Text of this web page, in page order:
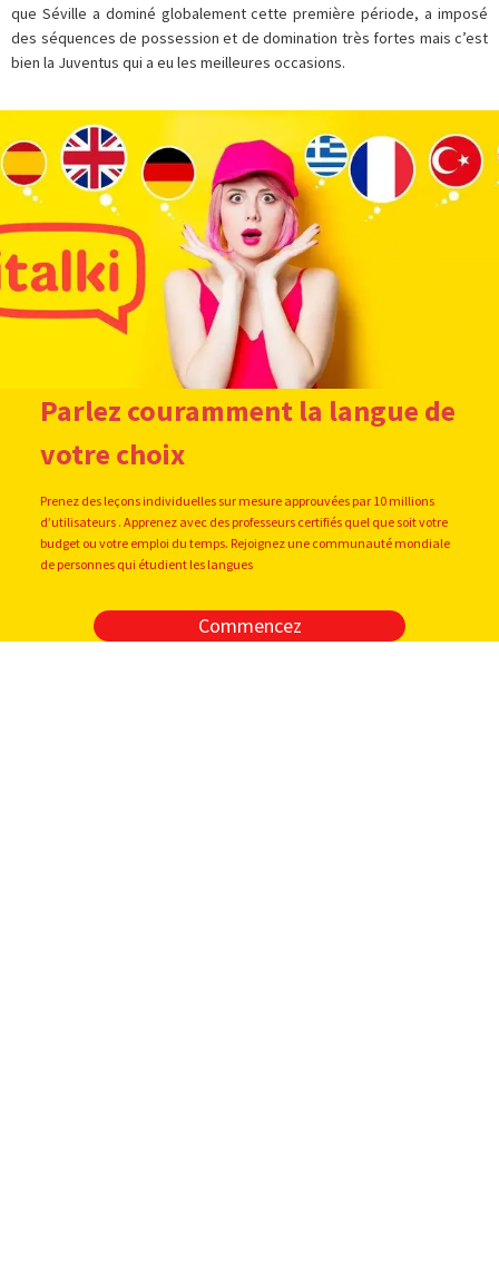
que Séville a dominé globalement cette première période, a imposé
des séquences de possession et de domination très fortes mais c’est
bien la Juventus qui a eu les meilleures occasions.
Parlez couramment la langue de
votre choix
Prenez des leçons individuelles sur mesure approuvées par 10 millions
d’utilisateurs . Apprenez avec des professeurs certifiés quel que soit votre
budget ou votre emploi du temps. Rejoignez une communauté mondiale
de personnes qui étudient les langues
Commencez